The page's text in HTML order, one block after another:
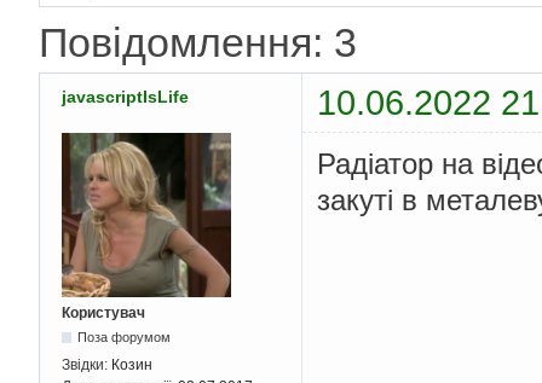
Повідомлення: 3
javascriptIsLife 10.06.2022
Користувач
Поза форумом
Звідки: Козин
Радіатор на
закуті в